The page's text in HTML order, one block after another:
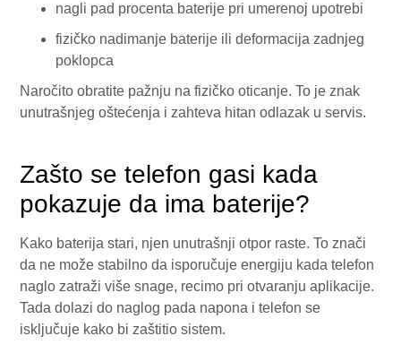
nagli pad procenta baterije pri umerenoj upotrebi
fizičko nadimanje baterije ili deformacija zadnjeg
poklopca
Naročito obratite pažnju na fizičko oticanje. To je znak
unutrašnjeg oštećenja i zahteva hitan odlazak u servis.
Zašto se telefon gasi kada
pokazuje da ima baterije?
Kako baterija stari, njen unutrašnji otpor raste. To znači
da ne može stabilno da isporučuje energiju kada telefon
naglo zatraži više snage, recimo pri otvaranju aplikacije.
Tada dolazi do naglog pada napona i telefon se
isključuje kako bi zaštitio sistem.